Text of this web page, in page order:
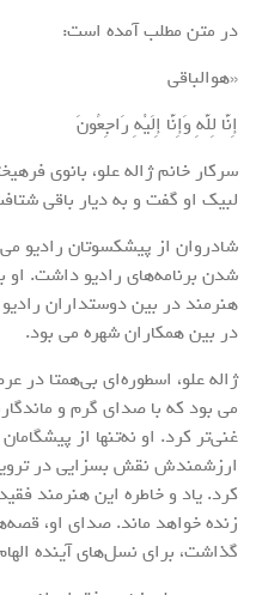
در متن مطلب آمده است:
«هوالباقی
إِنَّا لِلَّهِ وَإِنَّا إِلَیْهِ رَاجِعُونَ
سرکار خانم ژاله علو، بانوی
لبیک او گفت و به دیار باقی
شادروان از پیشکسوتان رادیو
شدن برنامه‌های رادیو داشت. او
هنرمند در بین دوستداران
در بین همکاران شهره می بود.
ژاله علو، اسطوره‌ای بی‌همتا در
می بود که با صدای گرم و
غنی‌تر کرد. او نه‌تنها از پیشگامان
ارزشمندش نقش بسزایی در
کرد. یاد و خاطره این هنرمند
زنده خواهد ماند. صدای او،
گذاشت، برای نسل‌های آینده